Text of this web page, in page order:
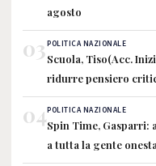
agosto
03POLITICA NAZIONALE
Scuola, Tiso(Acc.
ridurre pensiero
04POLITICA NAZIONALE
Spin Time, Gasparri:
a tutta la gente onesta